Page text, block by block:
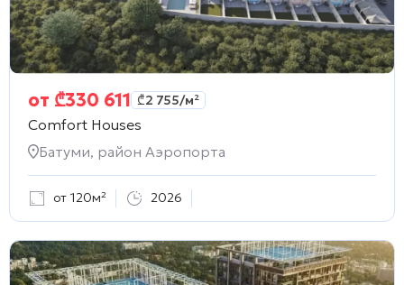
от ₾330 611 ₾2 755/м²
Comfort Houses
Батуми, район Аэропорта
от 120м² 2026